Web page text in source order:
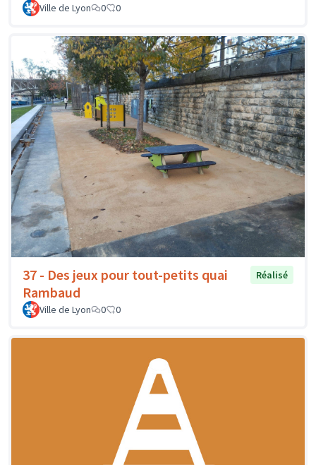
Ville de Lyon
0 0
37 - Des jeux pour tout-petits quai
Rambaud
Réalisé
Ville de Lyon 0 0